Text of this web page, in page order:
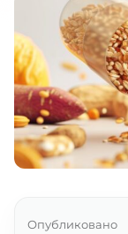
Опубликовано